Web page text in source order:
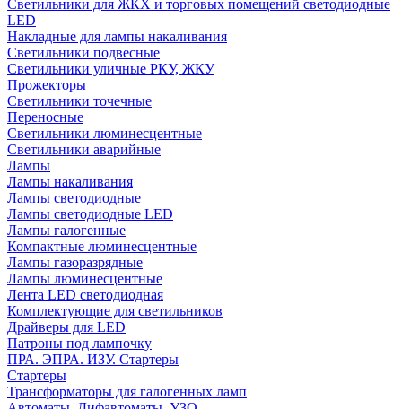
Светильники для ЖКХ и торговых помещений светодиодные
LED
Накладные для лампы накаливания
Светильники подвесные
Светильники уличные РКУ, ЖКУ
Прожекторы
Cветильники точечные
Переносные
Светильники люминесцентные
Светильники аварийные
Лампы
Лампы накаливания
Лампы светодиодные
Лампы светодиодные LED
Лампы галогенные
Компактные люминесцентные
Лампы газоразрядные
Лампы люминесцентные
Лента LED светодиодная
Комплектующие для светильников
Драйверы для LED
Патроны под лампочку
ПРА. ЭПРА. ИЗУ. Стартеры
Стартеры
Трансформаторы для галогенных ламп